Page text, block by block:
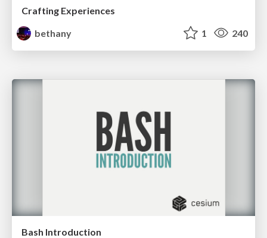
Crafting Experiences
bethany
1 240
Bash Introduction